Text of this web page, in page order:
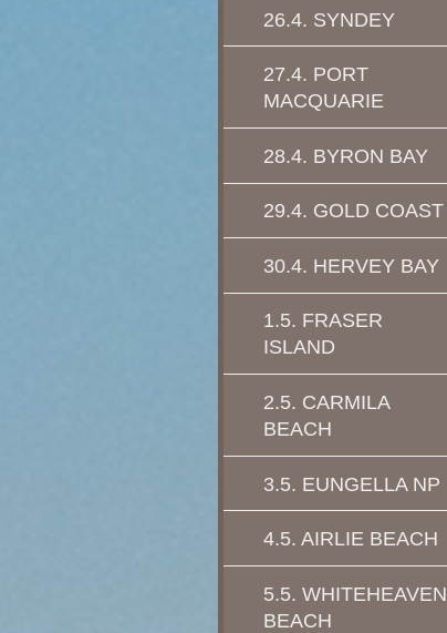
26.4. SYNDEY
27.4. PORT
MACQUARIE
28.4. BYRON BAY
29.4. GOLD COAST
30.4. HERVEY BAY
1.5. FRASER
ISLAND
2.5. CARMILA
BEACH
3.5. EUNGELLA NP
4.5. AIRLIE BEACH
5.5. WHITEHEAVEN
BEACH